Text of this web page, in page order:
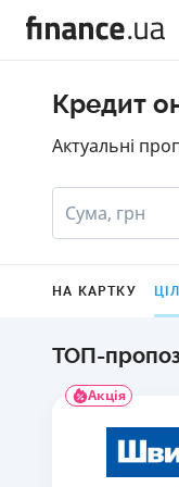
Кредит
Актуальні
Сума, грн
НА КАРТКУ
ТОП-
Акція